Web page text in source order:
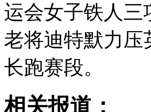
运会女子铁人
老将迪特默力
长跑赛段。
相关报道：